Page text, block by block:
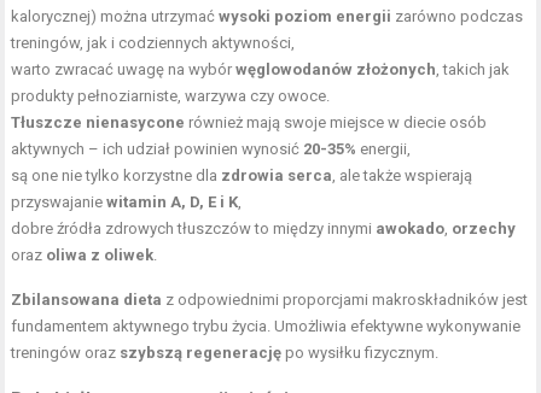
kalorycznej) można utrzymaćwysoki poziom energii zarówno podczas
treningów, jak i codziennych aktywności,
warto zwracać uwagę na wybórwęglowodanów złożonych, takich jak
produkty pełnoziarniste, warzywa czy owoce.
Tłuszcze nienasycone również mają swoje miejsce w diecie osób
aktywnych – ich udział powinien wynosić 20-35% energii,
są one nie tylko korzystne dla zdrowia serca, ale także wspierają
przyswajaniewitamin A, D, E i K,
dobre źródła zdrowych tłuszczów to między innymi awokado, orzechy
oraz oliwa z oliwek.
Zbilansowana dieta z odpowiednimi proporcjami makroskładników jest
fundamentem aktywnego trybu życia. Umożliwia efektywne wykonywanie
treningów oraz szybszą regenerację po wysiłku fizycznym.